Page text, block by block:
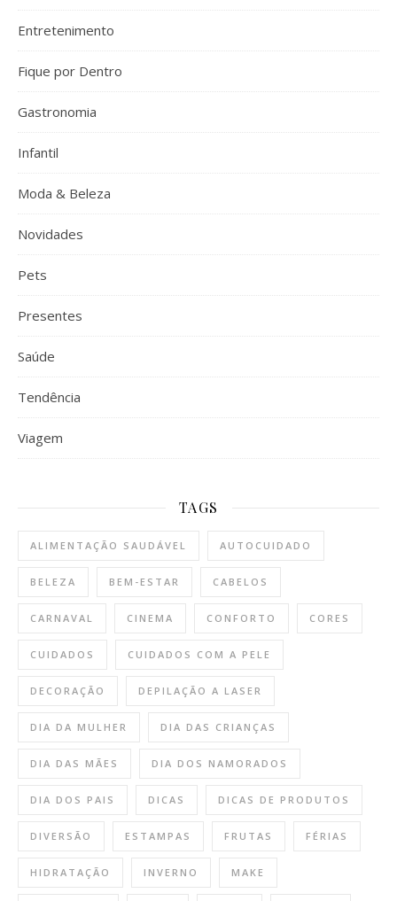
Entretenimento
Fique por Dentro
Gastronomia
Infantil
Moda & Beleza
Novidades
Pets
Presentes
Saúde
Tendência
Viagem
TAGS
ALIMENTAÇÃO SAUDÁVEL AUTOCUIDADO
BELEZA BEM-ESTAR CABELOS
CARNAVAL CINEMA CONFORTO CORES
CUIDADOS CUIDADOS COM A PELE
DECORAÇÃO DEPILAÇÃO A LASER
DIA DA MULHER DIA DAS CRIANÇAS
DIA DAS MÃES DIA DOS NAMORADOS
DIA DOS PAIS DICAS DICAS DE PRODUTOS
DIVERSÃO ESTAMPAS FRUTAS FÉRIAS
HIDRATAÇÃO INVERNO MAKE